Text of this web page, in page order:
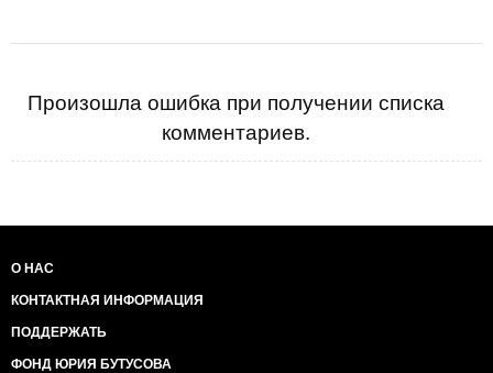
Произошла ошибка при получении списка
комментариев.
О НАС
КОНТАКТНАЯ ИНФОРМАЦИЯ
ПОДДЕРЖАТЬ
ФОНД ЮРИЯ БУТУСОВА